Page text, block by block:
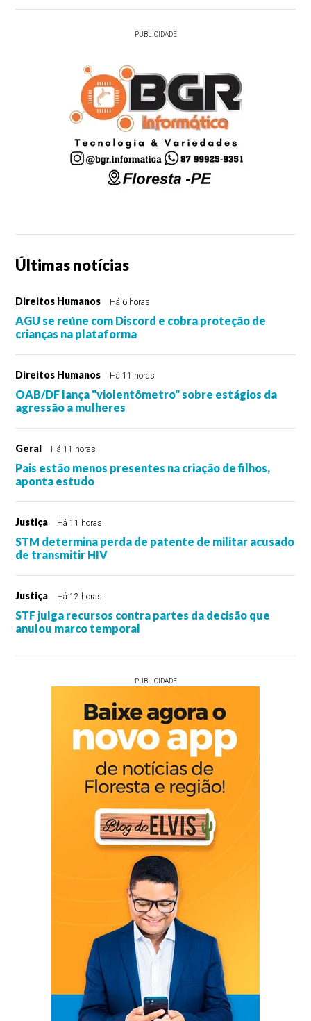
PUBLICIDADE
Últimas notícias
Direitos Humanos Há 6 horas
AGU se reúne com Discord e cobra proteção de
crianças na plataforma
Direitos Humanos Há 11 horas
OAB/DF lança "violentômetro" sobre estágios da
agressão a mulheres
Geral Há 11 horas
Pais estão menos presentes na criação de filhos,
aponta estudo
Justiça Há 11 horas
STM determina perda de patente de militar acusado
de transmitir HIV
Justiça Há 12 horas
STF julga recursos contra partes da decisão que
anulou marco temporal
PUBLICIDADE